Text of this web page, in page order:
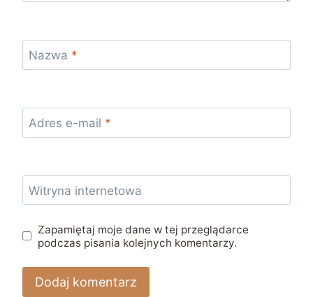
Nazwa *
Adres e-mail *
Witryna internetowa
Zapamiętaj moje dane w tej przeglądarce
podczas pisania kolejnych komentarzy.